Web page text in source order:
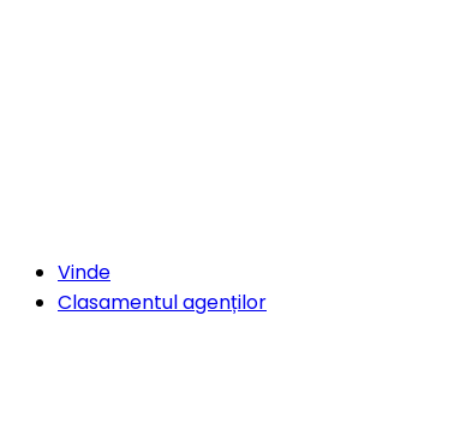
Vinde
Clasamentul agenților